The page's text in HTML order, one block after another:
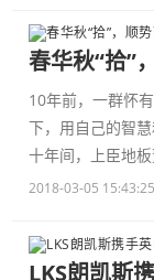
春华秋“拾”
10年前，一群怀
下，用自己的智
十年间，上臣地
2018-03-05 15:43:25
LKS朗凯斯